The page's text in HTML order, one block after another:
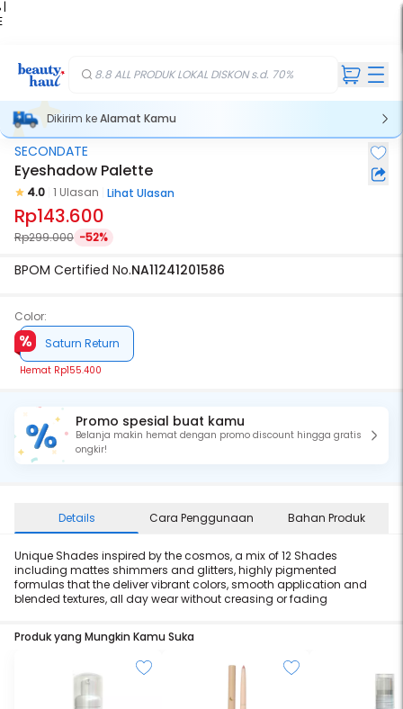
|
8.8 ALL PRODUK LOKAL DISKON s.d. 70%
Dikirim keAlamat Kamu
SECONDATE
Eyeshadow Palette
4.0 1 Ulasan Lihat Ulasan
Rp143.600
Rp299.000 -52%
BPOM Certified No.NA11241201586
Color:
Saturn Return
Hemat Rp155.400
Promo spesial buat kamu
Belanja makin hemat dengan promo discount hingga gratis
ongkir!
Details Cara Penggunaan Bahan Produk
Unique Shades inspired by the cosmos, a mix of 12 Shades
including mattes shimmers and glitters, highly pigmented
formulas that the deliver vibrant colors, smooth application and
blended textures, all day wear without creasing or fading
Produk yang Mungkin Kamu Suka